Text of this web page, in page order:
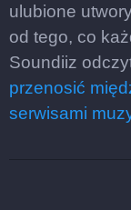
ulubione
od tego, co
Soundiiz
przenosić
serwisami